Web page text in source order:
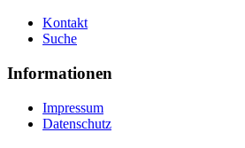
Kontakt
Suche
Informationen
Impressum
Datenschutz